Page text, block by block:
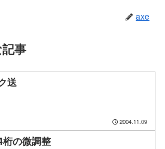
axe
事
送
2004.11.09
桁の微調整